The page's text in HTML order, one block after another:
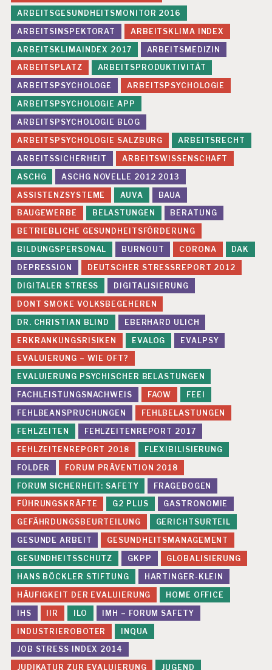
ARBEITSGESUNDHEITSMONITOR 2016
ARBEITSINSPEKTORAT
ARBEITSKLIMA INDEX
ARBEITSKLIMAINDEX 2017
ARBEITSMEDIZIN
ARBEITSPLATZ
ARBEITSPRODUKTIVITÄT
ARBEITSPSYCHOLOGE
ARBEITSPSYCHOLOGIE
ARBEITSPSYCHOLOGIE APP
ARBEITSPSYCHOLOGIE BLOG
ARBEITSPSYCHOLOGIE SALZBURG
ARBEITSRECHT
ARBEITSSICHERHEIT
ARBEITSWISSENSCHAFT
ASCHG
ASCHG NOVELLE 2012 2013
ASSISTENZSYSTEME
AUVA
BAUA
BAUGEWERBE
BELASTUNGEN
BERATUNG
BETRIEBLICHE GESUNDHEITSFÖRDERUNG
BILDUNGSPERSONAL
BURNOUT CORONA
DAK
DEPRESSION
DEUTSCHER STRESSREPORT 2012
DIGITALER STRESS
DIGITALISIERUNG
DONT SMOKE VOLKSBEGEHEREN
DR. CHRISTIAN BLIND
EBERHARD ULICH
ERKRANKUNGSRISIKEN
EVALOG
EVALPSY
EVALUIERUNG – WIE OFT?
EVALUIERUNG PSYCHISCHER BELASTUNGEN
FACHLEISTUNGSNACHWEIS
FAOW
FEEI
FEHLBEANSPRUCHUNGEN
FEHLBELASTUNGEN
FEHLZEITEN
FEHLZEITENREPORT 2017
FEHLZEITENREPORT 2018
FLEXIBILISIERUNG
FOLDER
FORUM PRÄVENTION 2018
FORUM SICHERHEIT: SAFETY
FRAGEBOGEN
FÜHRUNGSKRÄFTE
G2 PLUS
GASTRONOMIE
GEFÄHRDUNGSBEURTEILUNG
GERICHTSURTEIL
GESUNDE ARBEIT
GESUNDHEITSMANAGEMENT
GESUNDHEITSSCHUTZ
GKPP
GLOBALISIERUNG
HANS BÖCKLER STIFTUNG
HARTINGER-KLEIN
HÄUFIGKEIT DER EVALUIERUNG
HOME OFFICE
IHS
IIR ILO
IMH – FORUM SAFETY
INDUSTRIEROBOTER
INQUA
JOB STRESS INDEX 2014
JUDIKATUR ZUR EVALUIERUNG
JUGEND